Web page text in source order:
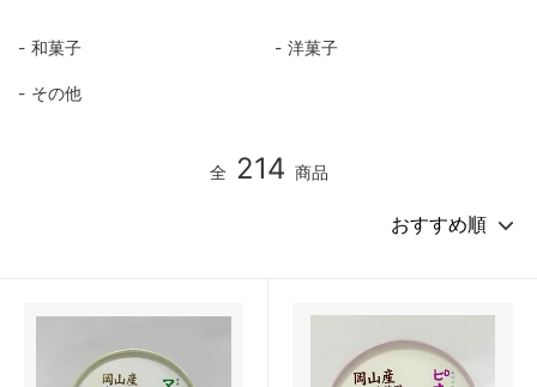
和菓子 洋菓子
その他
全 214 商品